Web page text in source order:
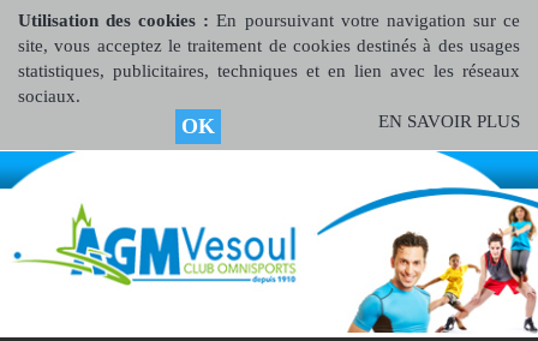
Utilisation des cookies :En poursuivant votre navigation sur ce
site, vous acceptez le traitement de cookies destinés à des usages
statistiques, publicitaires, techniques et en lien avec les réseaux
sociaux.
OK EN SAVOIR PLUS